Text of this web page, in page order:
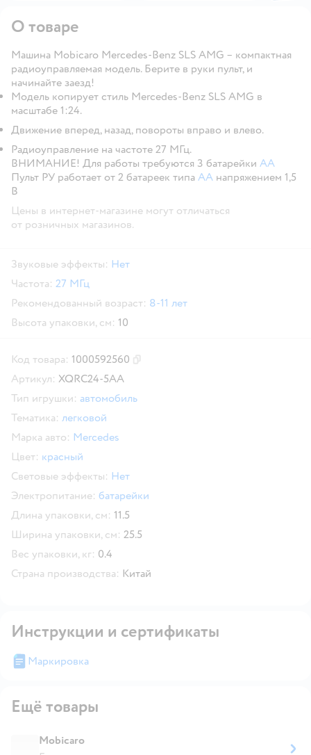
О товаре
Машина Mobicaro Mercedes-Benz SLS AMG – компактная
радиоуправляемая модель. Берите в руки пульт, и
начинайте заезд!
Модель копирует стиль Mercedes-Benz SLS AMG в
масштабе 1:24.
Движение вперед, назад, повороты вправо и влево.
Радиоуправление на частоте 27 МГц.
ВНИМАНИЕ! Для работы требуются 3 батарейки АА
Пульт РУ работает от 2 батареек типа АА напряжением 1,5
В
Цены в интернет-магазине могут отличаться
от розничных магазинов.
Звуковые эффекты: Нет
Частота: 27 МГц
Рекомендованный возраст: 8-11 лет
Высота упаковки, см: 10
Код товара: 1000592560
Артикул: XQRC24-5AA
Тип игрушки: автомобиль
Тематика: легковой
Марка авто: Mercedes
Цвет: красный
Световые эффекты: Нет
Электропитание: батарейки
Длина упаковки, см: 11.5
Ширина упаковки, см: 25.5
Вес упаковки, кг: 0.4
Страна производства: Китай
Инструкции и сертификаты
Маркировка
Ещё товары
Mobicaro